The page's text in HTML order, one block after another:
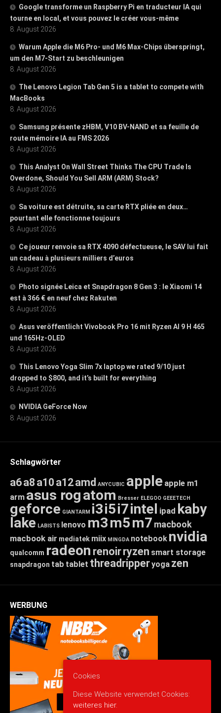
Google transforme un Raspberry Pi en traducteur IA qui
tourne en local, et vous pouvez le créer vous-même
8. August 2026
Warum Apple die M6 Pro- und M6 Max-Chips überspringt,
um den M7-Start zu beschleunigen
8. August 2026
The Lenovo Legion Tab Gen 5 is a tablet to compete with
MacBooks
8. August 2026
Samsung présente zHBM, V10 BV-NAND et sa feuille de
route mémoire IA au FMS 2026
8. August 2026
This Analyst On Wall Street Thinks The CPU Trade Is
Overdone, Should You Sell ARM (ARM) Stock?
8. August 2026
Sa voiture est détruite, sa carte RTX pliée en deux…
pourtant elle fonctionne toujours
8. August 2026
Ce joueur renvoie sa RTX 4090 défectueuse, le SAV lui fait
un cadeau à plusieurs milliers d’euros
8. August 2026
Photo signée Leica et Snapdragon 8 Gen 3 : le Xiaomi 14
est à 366 € en neuf chez Rakuten
8. August 2026
Asus veröffentlicht Vivobook Pro 16 mit Ryzen AI 9 H 465
und 165Hz-OLED
8. August 2026
This Lenovo Yoga Slim 7x laptop we rated 9/10 just
dropped to $800, and it’s built for everything
8. August 2026
NVIDIA GeForce Now
8. August 2026
Schlagwörter
a6a8 a10 a12amd ANYCUBIC apple apple m1
arm asus rogatom Bresser ELEGOO GEEETECH
geforce GIANTARM i3i5i7intel ipad kaby
lake LABISTS lenovo m3m5m7 macbook
macbook air mediatek miix MINGDA notebook nvidia
qualcomm radeon renoirryzen smart storage
snapdragon tab tablet threadripperyoga zen
WERBUNG
Cookies
Diese Website verwendet Cookies:
weiteres hier.